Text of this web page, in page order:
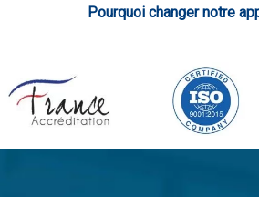
Pourquoi changer notre